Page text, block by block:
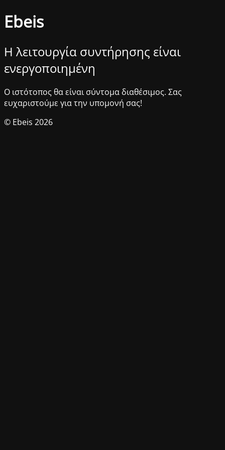
Ebeis
Η λειτουργία συντήρησης είναι
ενεργοποιημένη
Ο ιστότοπος θα είναι σύντομα διαθέσιμος. Σας
ευχαριστούμε για την υπομονή σας!
© Ebeis 2026